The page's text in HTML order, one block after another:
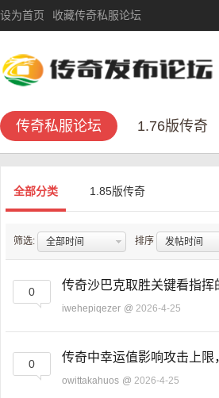
设为首页 收藏传奇私服论坛
传奇私服论坛 1.76版传奇
全部分类 1.85版传奇
筛选: 全部时间 排序 发帖时间
0 传奇沙巴克取胜关键看指
iwehepiqezer @ 2026-4-25
0 传奇中幸运值影响攻击上
owittakahuos @ 2026-4-25